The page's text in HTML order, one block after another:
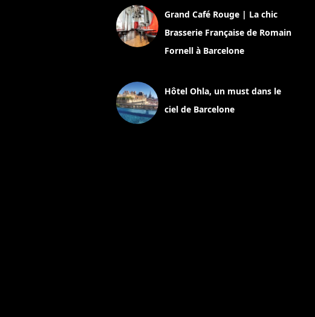
Grand Café Rouge | La chic
Brasserie Française de Romain
Fornell à Barcelone
Hôtel Ohla, un must dans le
ciel de Barcelone